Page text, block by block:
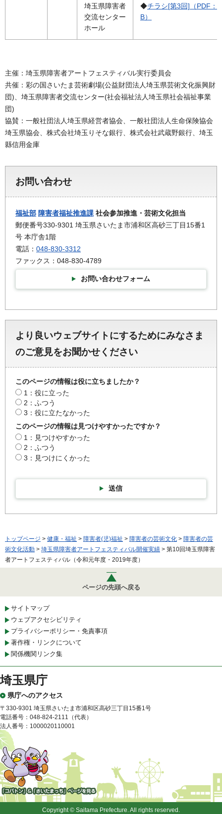
埼玉県障害者
交流センター
ホール
◆チラシ[第3回]（PDF：
B）
主催：埼玉県障害者アートフェスティバル実行委員会
共催：彩の国さいたま芸術劇場(公益財団法人埼玉県芸術文化振興財
団)、埼玉県障害者交流センター(社会福祉法人埼玉県社会福祉事業
団)
協賛：一般社団法人埼玉県経営者協会、一般社団法人生命保険協会
埼玉県協会、株式会社埼玉りそな銀行、株式会社武蔵野銀行、埼玉
縣信用金庫
お問い合わせ
福祉部 障害者福祉推進課 社会参加推進・芸術文化担当
郵便番号330-9301 埼玉県さいたま市浦和区高砂三丁目15番1
号 本庁舎1階
電話： 048-830-3312
ファックス：048-830-4789
お問い合わせフォーム
より良いウェブサイトにするためにみなさま
のご意見をお聞かせください
このページの情報は役に立ちましたか？
1：役に立った
2：ふつう
3：役に立たなかった
このページの情報は見つけやすかったですか？
1：見つけやすかった
2：ふつう
3：見つけにくかった
送信
トップページ > 健康・福祉 > 障害者(児)福祉 > 障害者の芸術文化 > 障害者の芸
術文化活動 > 埼玉県障害者アートフェスティバル開催実績 > 第10回埼玉県障害
者アートフェスティバル（令和元年度・2019年度）
ページの先頭へ戻る
サイトマップ
ウェブアクセシビリティ
プライバシーポリシー・免責事項
著作権・リンクについて
関係機関リンク集
埼玉県庁
県庁へのアクセス
〒330-9301 埼玉県さいたま市浦和区高砂三丁目15番1号
電話番号：048-824-2111（代表）
法人番号：1000020110001
「コバトン」&「さいたまっ
Copyright © Saitama Prefecture. All rights reserved.